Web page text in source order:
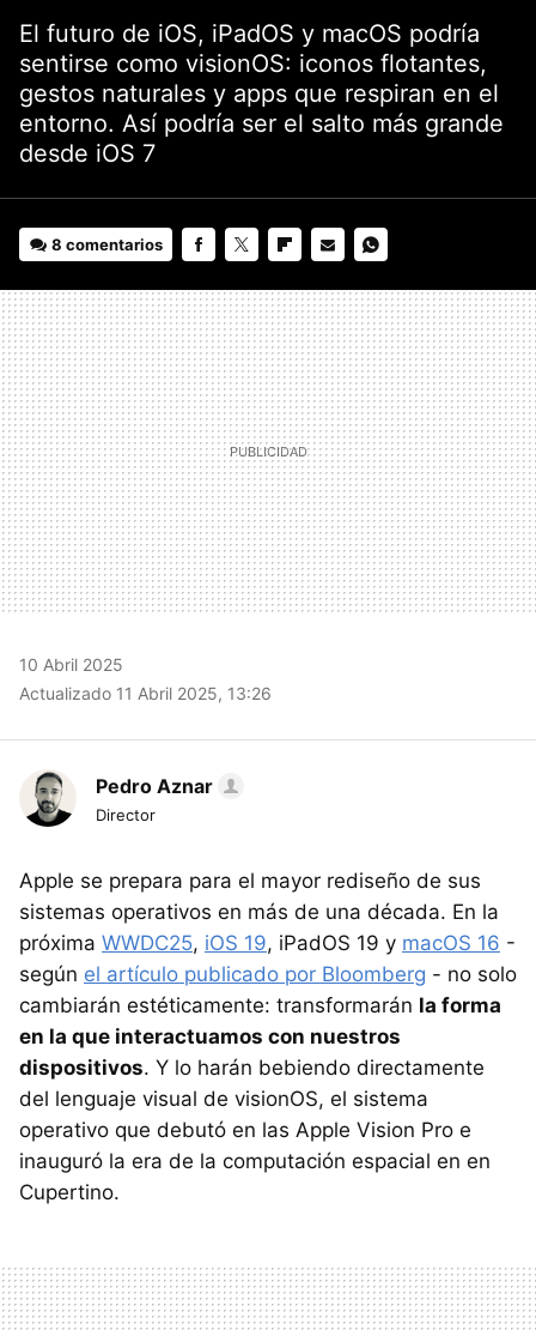
El futuro de iOS, iPadOS y macOS podría
sentirse como visionOS: iconos flotantes,
gestos naturales y apps que respiran en el
entorno. Así podría ser el salto más grande
desde iOS 7
8 comentarios
MAIL
10 Abril 2025
Actualizado 11 Abril 2025, 13:26
Pedro Aznar
Director
Apple se prepara para el mayor rediseño de sus
sistemas operativos en más de una década. En la
próxima WWDC25, iOS 19, iPadOS 19 y macOS 16 -
según el artículo publicado por Bloomberg - no solo
cambiarán estéticamente: transformarán la forma
en la que interactuamos con nuestros
dispositivos. Y lo harán bebiendo directamente
del lenguaje visual de visionOS, el sistema
operativo que debutó en las Apple Vision Pro e
inauguró la era de la computación espacial en en
Cupertino.